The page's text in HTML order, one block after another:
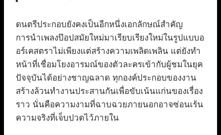
ดนตรีประกอบยังคงเป็นอีกหนึ่งเอกลักษณ์สำคัญ
การนำเพลงป๊อปสมัยใหม่มาเรียบเรียงใหม่ในรูปแบบอ
อร์เคสตราไม่เพียงแต่สร้างความเพลิดเพลิน แต่ยังทำ
หน้าที่เชื่อมโยงอารมณ์ของตัวละครเข้ากับผู้ชมในยุค
ปัจจุบันได้อย่างชาญฉลาด ทุกองค์ประกอบของงาน
สร้างล้วนทำงานประสานกันเพื่อขับเน้นแก่นของเรื่อง
ราว นั่นคือความงามที่ฉาบฉวยภายนอกอาจซ่อนเร้น
ความจริงที่เจ็บปวดไว้ภายใน